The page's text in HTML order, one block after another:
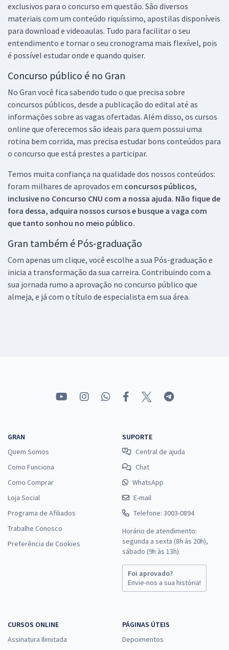
exclusivos para o concurso em questão. São diversos
materiais com um conteúdo riquíssimo, apostilas disponíveis
para download e videoaulas. Tudo para facilitar o seu
entendimento e tornar o seu cronograma mais flexível, pois
é possível estudar onde e quando quiser.
Concurso público é no Gran
No Gran você fica sabendo tudo o que precisa sobre
concursos públicos, desde a publicação do edital até as
informações sobre as vagas ofertadas. Além disso, os cursos
online que oferecemos são ideais para quem possui uma
rotina bem corrida, mas precisa estudar bons conteúdos para
o concurso que está prestes a participar.
Temos muita confiança na qualidade dos nossos conteúdos:
foram milhares de aprovados em concursos públicos,
inclusive no Concurso CNU com a nossa ajuda. Não fique de
fora dessa, adquira nossos cursos e busque a vaga com
que tanto sonhou no meio público.
Gran também é Pós-graduação
Com apenas um clique, você escolhe a sua Pós-graduação e
inicia a transformação da sua carreira. Contribuindo com a
sua jornada rumo a aprovação no concurso público que
almeja, e já com o título de especialista em sua área.
GRAN
Quem Somos
Como Funciona
Como Comprar
Loja Social
Programa de Afiliados
Trabalhe Conosco
Preferência de Cookies
SUPORTE
Central de ajuda
Chat
WhatsApp
E-mail
Telefone: 3003-0894
Horário de atendimento:
segunda a sexta (8h às 20h),
sábado (9h às 13h).
Foi aprovado?
Envie-nos a sua história!
CURSOS ONLINE
Assinatura Ilimitada
PÁGINAS ÚTEIS
Depoimentos